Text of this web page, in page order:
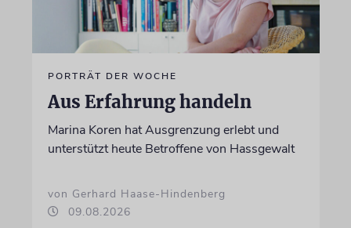
PORTRÄT DER WOCHE
Aus Erfahrung handeln
Marina Koren hat Ausgrenzung erlebt und
unterstützt heute Betroffene von Hassgewalt
von Gerhard Haase-Hindenberg
09.08.2026